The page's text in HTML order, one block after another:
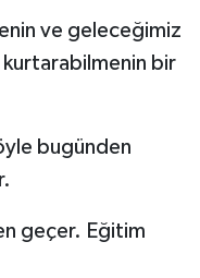
ve geleceğimiz
kurtarabilmenin bir
bugünden
geçer. Eğitim